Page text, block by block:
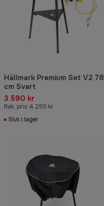
Hällmark Premium Set V2 78
cm Svart
3 590 kr
Rek. pris 4 295 kr
Slut i lager